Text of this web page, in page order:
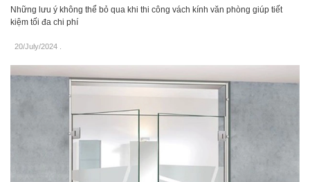
Những lưu ý không thể bỏ qua khi thi công vách kính văn phòng giúp tiết
kiệm tối đa chi phí
20/July/2024